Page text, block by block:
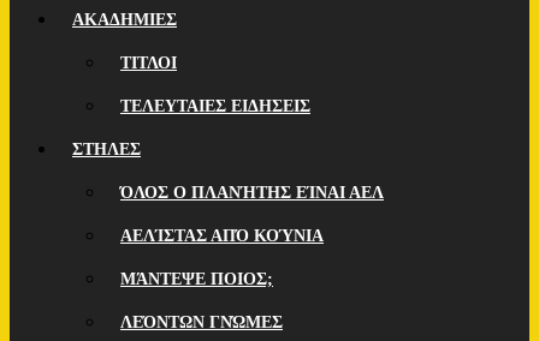
ΑΚΑΔΗΜΙΕΣ
ΤΙΤΛΟΙ
ΤΕΛΕΥΤΑΙΕΣ ΕΙΔΗΣΕΙΣ
ΣΤΗΛΕΣ
ΌΛΟΣ Ο ΠΛΑΝΉΤΗΣ ΕΊΝΑΙ ΑΕΛ
ΑΕΛΊΣΤΑΣ ΑΠΌ ΚΟΎΝΙΑ
ΜΆΝΤΕΨΕ ΠΟΙOΣ;
ΛΕΌΝΤΩΝ ΓΝΏΜΕΣ